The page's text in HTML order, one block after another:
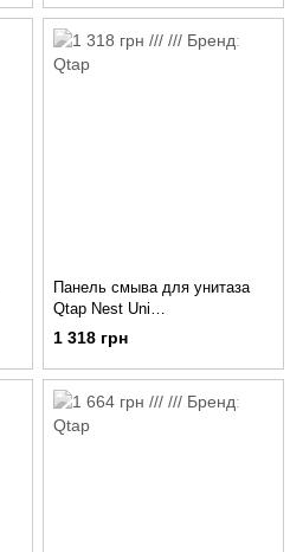
Панель смыва для унитаза
Qtap Nest Uni
QT0211P01V1176W
1 318 грн